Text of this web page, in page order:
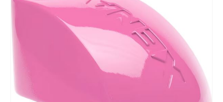
0 out of 5
799,00zł